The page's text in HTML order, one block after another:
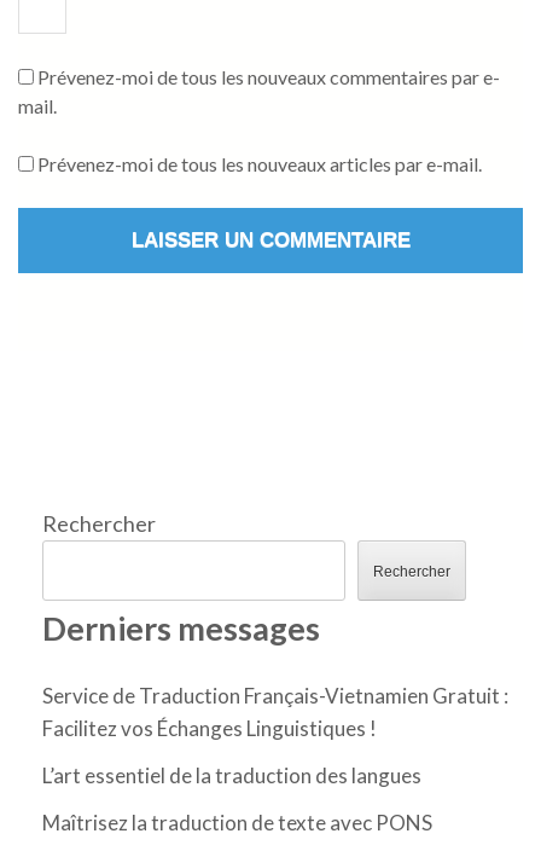
Prévenez-moi de tous les nouveaux commentaires par e-
mail.
Prévenez-moi de tous les nouveaux articles par e-mail.
Rechercher
Rechercher
Derniers messages
Service de Traduction Français-Vietnamien Gratuit :
Facilitez vos Échanges Linguistiques !
L’art essentiel de la traduction des langues
Maîtrisez la traduction de texte avec PONS